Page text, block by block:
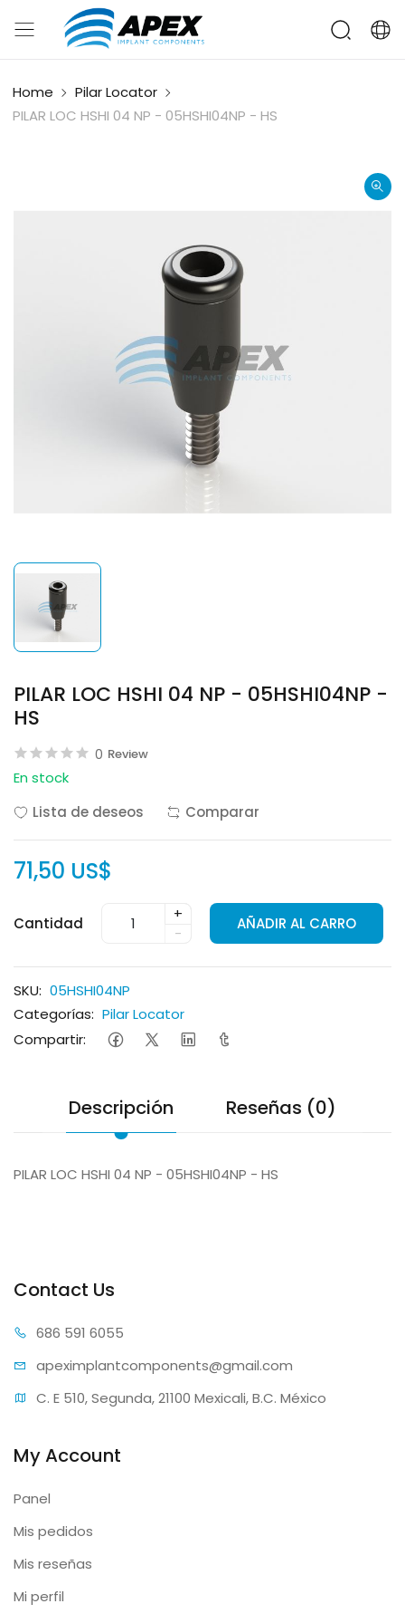
Home
Pilar Locator
PILAR LOC HSHI 04 NP - 05HSHI04NP - HS
PILAR LOC HSHI 04 NP - 05HSHI04NP -
HS
0 Review
En stock
Lista de deseos
Comparar
71,50 US$
Cantidad
+
-
AÑADIR AL CARRO
SKU: 05HSHI04NP
Categorías: Pilar Locator
Compartir:
Descripción Reseñas (0)
PILAR LOC HSHI 04 NP - 05HSHI04NP - HS
Contact Us
686 591 6055
apeximplantcomponents@gmail.com
C. E 510, Segunda, 21100 Mexicali, B.C. México
My Account
Panel
Mis pedidos
Mis reseñas
Mi perfil